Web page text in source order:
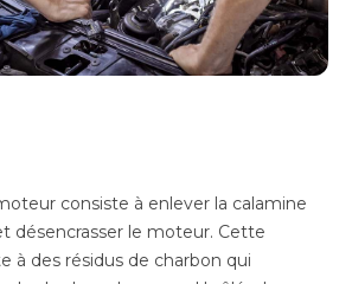
consiste à enlever la calamine
désencrasser le moteur. Cette
à des résidus de charbon qui